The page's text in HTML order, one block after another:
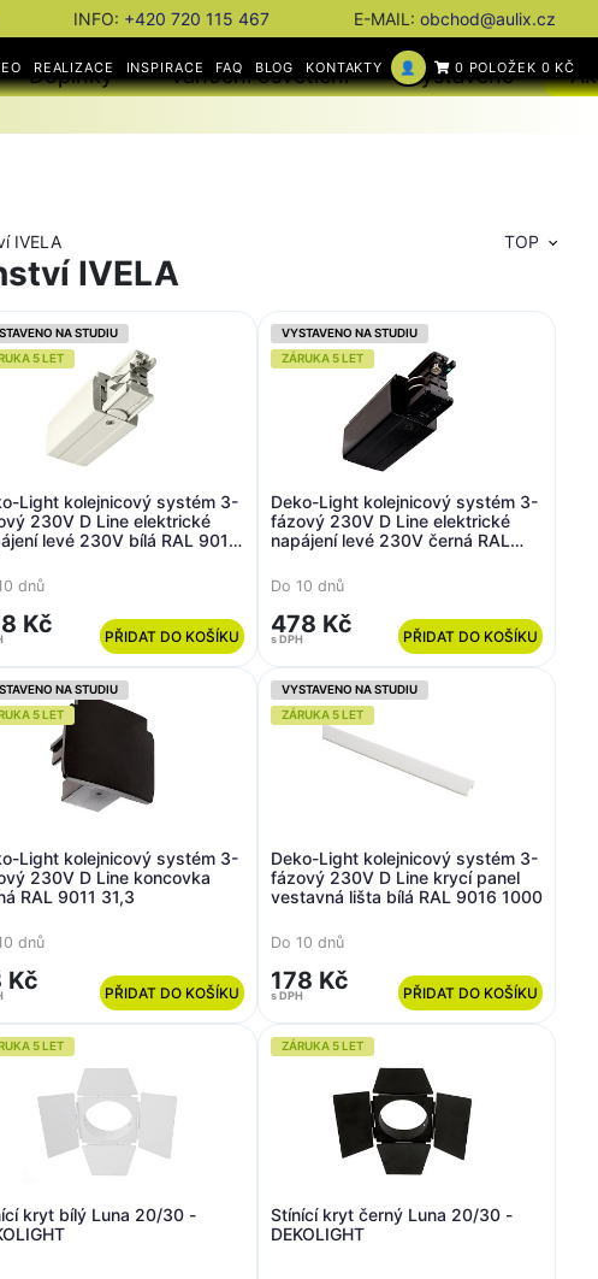
INFO: +420 720 115 467 E-MAIL: obchod@aulix.cz
REALIZACE INSPIRACE FAQ BLOG KONTAKTY 👤 0 POLOŽEK 0 KČ
Doplňky Vánoční osvětlení Vystaveno
IVELA
IVELA
TOP
NA STUDIU
5 LET
Light kolejnicový systém 3-
230V D Line elektrické
levé 230V bílá RAL 9016
dnů
Kč PŘIDAT DO KOŠÍKU
VYSTAVENO NA STUDIU
ZÁRUKA 5 LET
Deko-Light kolejnicový systém 3-
fázový 230V D Line elektrické
napájení levé 230V černá RAL
Do 10 dnů
478 Kč
s DPH PŘIDAT DO KOŠÍKU
NA STUDIU
5 LET
Light kolejnicový systém 3-
230V D Line koncovka
RAL 9011 31,3
dnů
Kč PŘIDAT DO KOŠÍKU
VYSTAVENO NA STUDIU
ZÁRUKA 5 LET
Deko-Light kolejnicový systém 3-
fázový 230V D Line krycí panel
vestavná lišta bílá RAL 9016 1000
Do 10 dnů
178 Kč
s DPH PŘIDAT DO KOŠÍKU
5 LET
kryt bílý Luna 20/30 -
ZÁRUKA 5 LET
Stínící kryt černý Luna 20/30 -
DEKOLIGHT